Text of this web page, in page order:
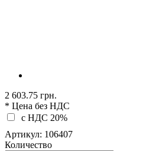
2 603.75 грн.
* Цена без НДС
c НДС 20%
Артикул: 106407
Количество